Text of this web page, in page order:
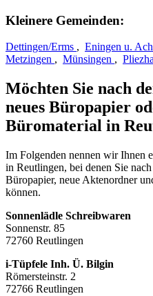
Kleinere Gemeinden:
Dettingen/Erms , Eningen u.
Metzingen , Münsingen ,
Möchten Sie nach
neues Büropapier
Büromaterial in
Im Folgenden nennen wir Ihnen
in Reutlingen, bei denen Sie
Büropapier, neue Aktenordner
können.
Sonnenlädle Schreibwaren
Sonnenstr. 85
72760 Reutlingen
i-Tüpfele Inh. Ü. Bilgin
Römersteinstr. 2
72766 Reutlingen